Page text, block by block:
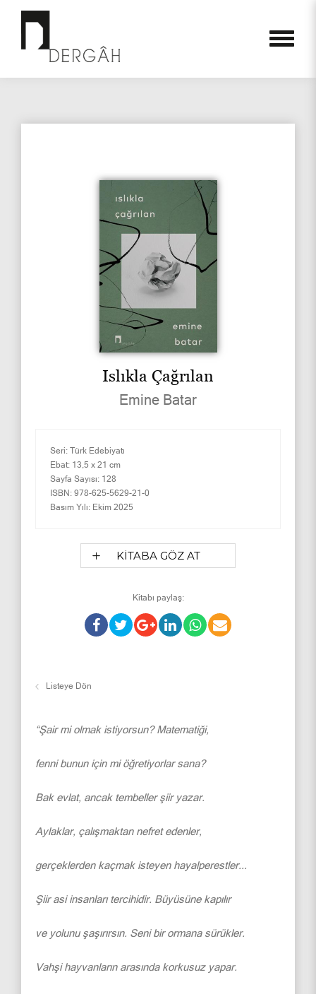
Islıkla Çağrılan
Emine Batar
Seri: Türk Edebiyatı
Ebat: 13,5 x 21 cm
Sayfa Sayısı: 128
ISBN: 978-625-5629-21-0
Basım Yılı: Ekim 2025
KİTABA GÖZ AT
Kitabı paylaş:
Listeye Dön
“Şair mi olmak istiyorsun? Matematiği,
fenni bunun için mi öğretiyorlar sana?
Bak evlat, ancak tembeller şiir yazar.
Aylaklar, çalışmaktan nefret edenler,
gerçeklerden kaçmak isteyen hayalperestler...
Şiir asi insanları tercihidir. Büyüsüne kapılır
ve yolunu şaşırırsın. Seni bir ormana sürükler.
Vahşi hayvanların arasında korkusuz yapar.